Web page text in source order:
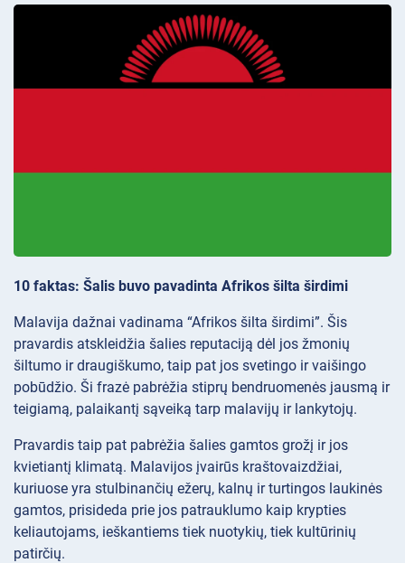
10 faktas: Šalis buvo pavadinta Afrikos šilta širdimi
Malavija dažnai vadinama “Afrikos šilta širdimi”. Šis
pravardis atskleidžia šalies reputaciją dėl jos žmonių
šiltumo ir draugiškumo, taip pat jos svetingo ir vaišingo
pobūdžio. Ši frazė pabrėžia stiprų bendruomenės jausmą ir
teigiamą, palaikantį sąveiką tarp malavijų ir lankytojų.
Pravardis taip pat pabrėžia šalies gamtos grožį ir jos
kvietiantį klimatą. Malavijos įvairūs kraštovaizdžiai,
kuriuose yra stulbinančių ežerų, kalnų ir turtingos laukinės
gamtos, prisideda prie jos patrauklumo kaip krypties
keliautojams, ieškantiems tiek nuotykių, tiek kultūrinių
patirčių.